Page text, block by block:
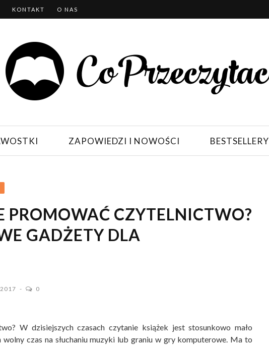
KONTAKT O NAS
ZAPOWIEDZI I NOWOŚCI BESTSELLERY
PROMOWAĆ CZYTELNICTWO?
GADŻETY DLA
0
W dzisiejszych czasach czytanie książek jest stosunkowo mało
czas na słuchaniu muzyki lub graniu w gry komputerowe. Ma to